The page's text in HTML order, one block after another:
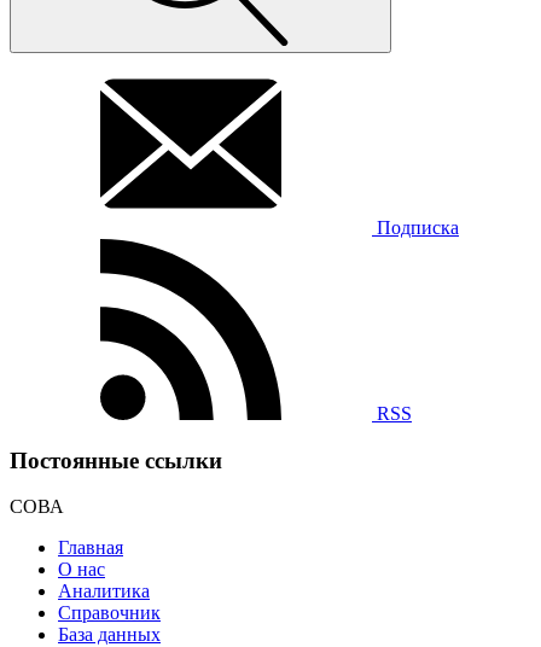
Подписка
RSS
Постоянные ссылки
СОВА
Главная
О нас
Аналитика
Справочник
База данных